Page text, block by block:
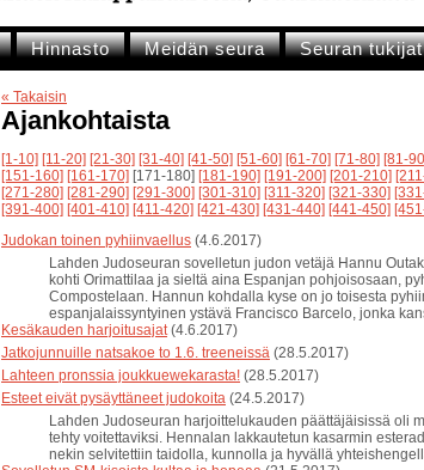
Hinnasto Meidän seura Seuran tukijat
« Takaisin
Ajankohtaista
[1-10] [11-20] [21-30] [31-40] [41-50] [51-60] [61-70] [71-80] [81-
[151-160] [161-170] [171-180] [181-190] [191-200] [201-210]
[271-280] [281-290] [291-300] [301-310] [311-320] [321-330]
[391-400] [401-410] [411-420] [421-430] [431-440] [441-450]
Judokan toinen pyhiinvaellus (4.6.2017)
Lahden Judoseuran sovelletun judon vetäjä Hannu
kohti Orimattilaa ja sieltä aina Espanjan pohjoisosaan,
Compostelaan. Hannun kohdalla kyse on jo toisesta
espanjalaissyntyinen ystävä Francisco Barcelo, jonka
Kesäkauden harjoitusajat (4.6.2017)
Jatkojunnuille natsakoe to 1.6. treeneissä (28.5.2017)
Lahteen pronssia joukkuewekarasta! (28.5.2017)
Esteet eivät pysäyttäneet judokoita (24.5.2017)
Lahden Judoseuran harjoittelukauden päättäjäisissä oli
tehty voitettaviksi. Hennalan lakkautetun kasarmin
nekin selvitettiin taidolla, kunnolla ja hyvällä